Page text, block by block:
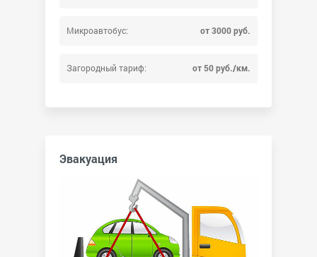
Микроавтобус: от 3000 руб.
Загородный тариф: от 50 руб./км.
Эвакуация